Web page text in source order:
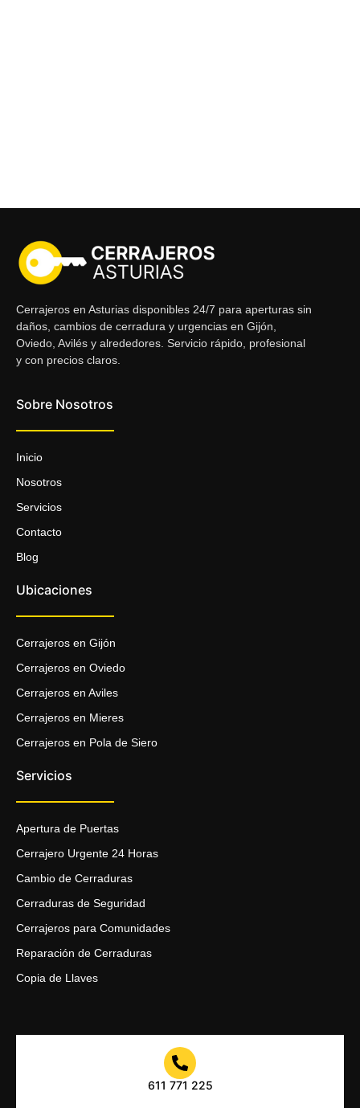
Cerrajeros en Asturias disponibles 24/7 para aperturas sin
daños, cambios de cerradura y urgencias en Gijón,
Oviedo, Avilés y alrededores. Servicio rápido, profesional
y con precios claros.
Sobre Nosotros
Inicio
Nosotros
Servicios
Contacto
Blog
Ubicaciones
Cerrajeros en Gijón
Cerrajeros en Oviedo
Cerrajeros en Aviles
Cerrajeros en Mieres
Cerrajeros en Pola de Siero
Servicios
Apertura de Puertas
Cerrajero Urgente 24 Horas
Cambio de Cerraduras
Cerraduras de Seguridad
Cerrajeros para Comunidades
Reparación de Cerraduras
Copia de Llaves
611 771 225